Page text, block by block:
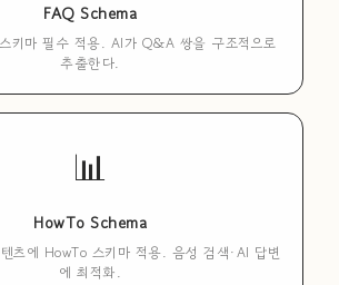
FAQ Schema
키마 필수 적용. AI가 Q&A 쌍을 구조적으로
추출한다.
📊
HowTo Schema
츠에 HowTo 스키마 적용. 음성 검색·AI 답변
에 최적화.